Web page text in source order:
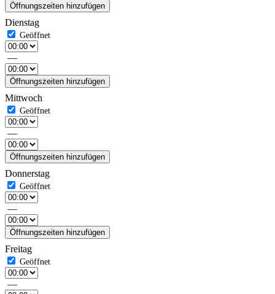
Öffnungszeiten hinzufügen
Dienstag
—
Öffnungszeiten hinzufügen
Mittwoch
—
Öffnungszeiten hinzufügen
Donnerstag
—
Öffnungszeiten hinzufügen
Freitag
—